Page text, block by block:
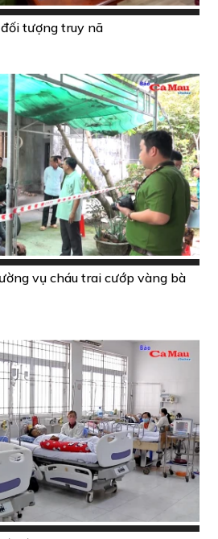
tượng truy nã
vụ cháu trai cướp vàng bà